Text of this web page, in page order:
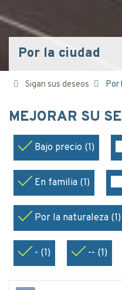
Por la ciudad
Sigan sus deseos Por
MEJORAR SU
Bajo precio (1)
En familia (1)
Por la naturaleza (1)
- (1) -- (1)